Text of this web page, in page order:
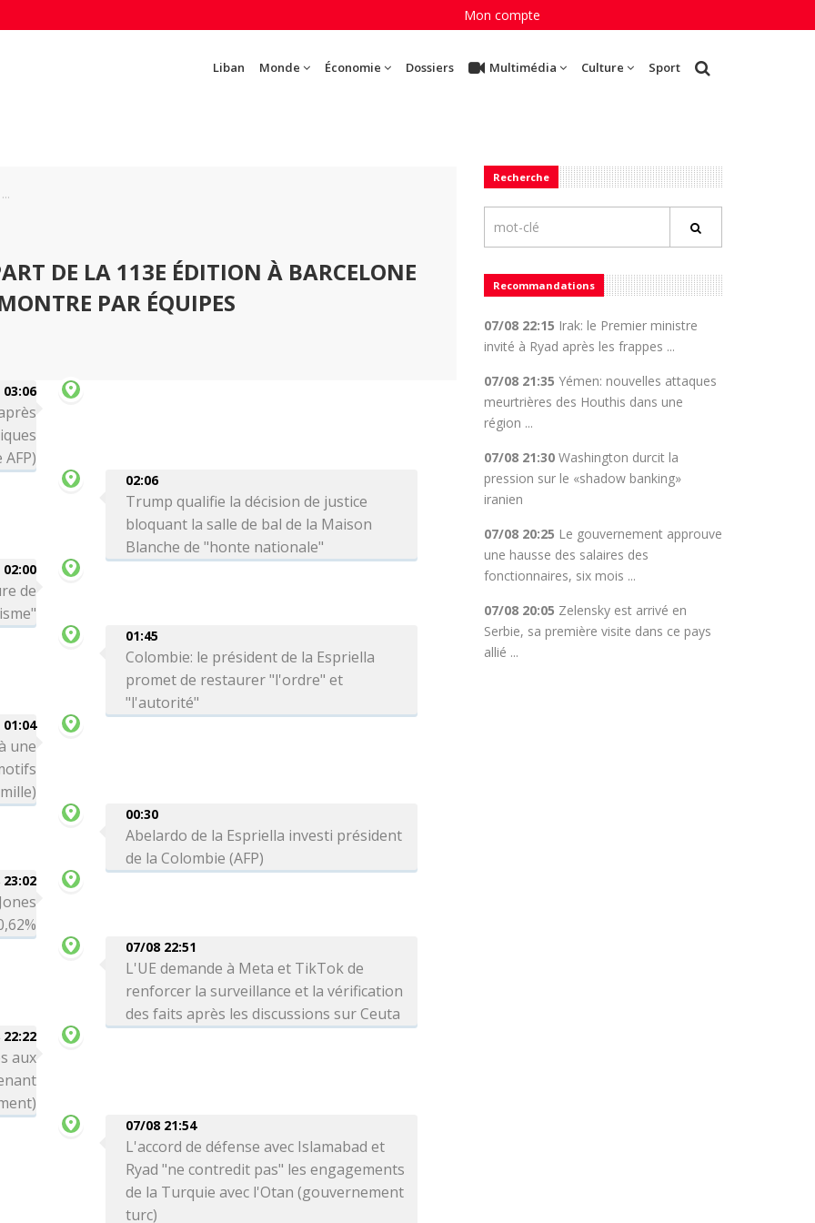
Mon compte
Liban Monde Économie Dossiers Multimédia Culture Sport
DE LA 113E ÉDITION À BARCELONE
PAR ÉQUIPES
03:06
02:06
Trump qualifie la décision de justice
bloquant la salle de bal de la Maison
Blanche de "honte nationale"
02:00
de
01:45
Colombie: le président de la Espriella
promet de restaurer "l'ordre" et
"l'autorité"
01:04
une
00:30
Abelardo de la Espriella investi président
de la Colombie (AFP)
07/08 22:51
L'UE demande à Meta et TikTok de
renforcer la surveillance et la vérification
des faits après les discussions sur Ceuta
aux
07/08 21:54
L'accord de défense avec Islamabad et
Ryad "ne contredit pas" les engagements
de la Turquie avec l'Otan (gouvernement
turc)
Recherche
Recommandations
07/08 22:15 Irak: le Premier ministre
invité à Ryad après les frappes ...
07/08 21:35 Yémen: nouvelles attaques
meurtrières des Houthis dans une
région ...
07/08 21:30Washington durcit la
pression sur le «shadow banking»
iranien
07/08 20:25 Le gouvernement approuve
une hausse des salaires des
fonctionnaires, six mois ...
07/08 20:05 Zelensky est arrivé en
Serbie, sa première visite dans ce pays
allié ...